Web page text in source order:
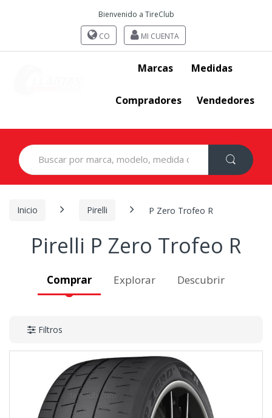
Bienvenido a TireClub
CO MI CUENTA
Marcas Medidas
Compradores Vendedores
Search
for:
Inicio Pirelli P Zero Trofeo R
Pirelli P Zero Trofeo R
Comprar Explorar Descubrir
Filtros